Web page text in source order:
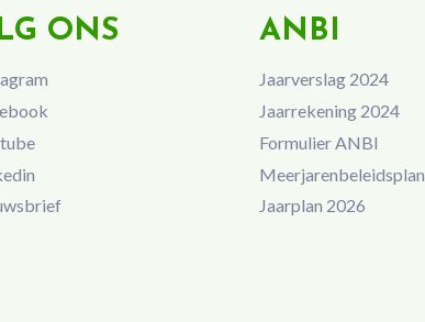
ONS ANBI
Jaarverslag 2024
Jaarrekening 2024
Formulier ANBI
Meerjarenbeleidsplan
Jaarplan 2026